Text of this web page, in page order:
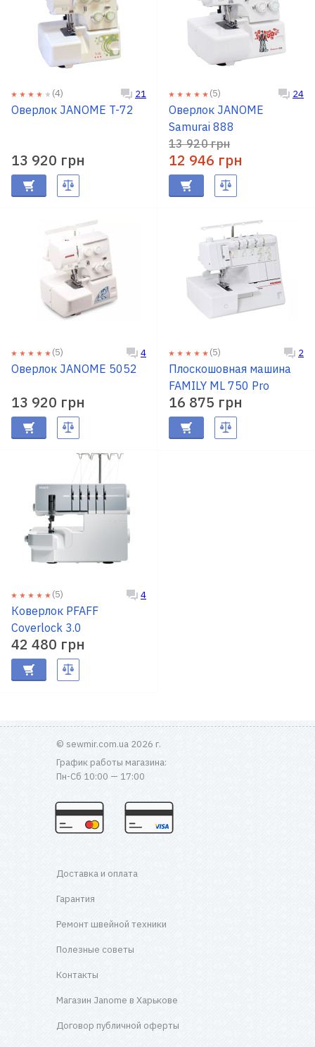
(4) 21
Оверлок JANOME T-72
13 920 грн
(5) 24
Оверлок JANOME
Samurai 888
13 920 грн
12 946 грн
(5) 4
Оверлок JANOME 5052
13 920 грн
(5) 2
Плоскошовная машина
FAMILY ML 750 Pro
16 875 грн
(5) 4
Коверлок PFAFF
Coverlock 3.0
42 480 грн
© sewmir.com.ua 2026 г.
График работы магазина:
Пн-Сб 10:00 — 17:00
Доставка и оплата
Гарантия
Ремонт швейной техники
Полезные советы
Контакты
Магазин Janome в Харькове
Договор публичной оферты